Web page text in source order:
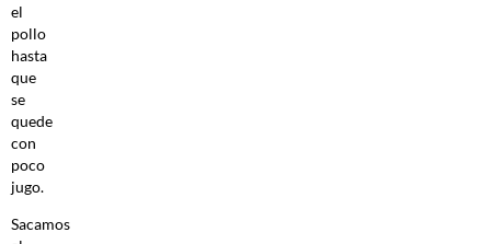
el
pollo
hasta
que
se
quede
con
poco
jugo.
Sacamos